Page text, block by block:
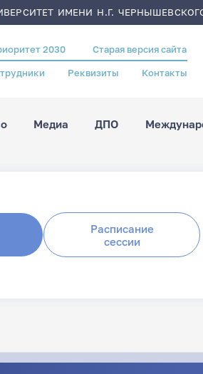
ИМЕНИ Н.Г.
2030 Старая версия сайта
Реквизиты Контакты
Медиа ДПО
Расписание
сессии